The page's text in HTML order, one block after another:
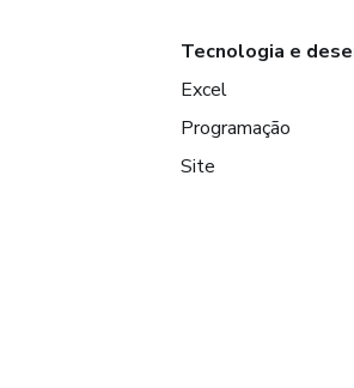
Tecnologia e
Excel
Programação
Site